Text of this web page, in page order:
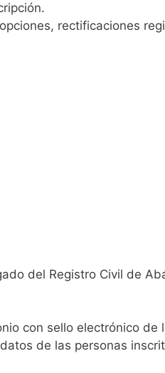
rectificaciones
del Registro Civil de
con sello electrónico
de las personas